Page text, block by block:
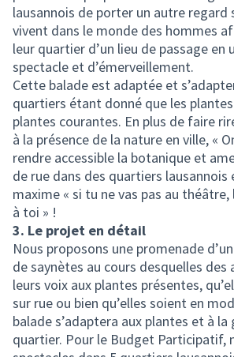
lausannois de porter un autre regard
vivent dans le monde des hommes
leur quartier d’un lieu de passage en
spectacle et d’émerveillement.
Cette balade est adaptée et
quartiers étant donné que les
plantes courantes. En plus de faire
à la présence de la nature en ville, «
rendre accessible la botanique et
de rue dans des quartiers lausannois
maxime « si tu ne vas pas au
à toi » !
3. Le projet en détail
Nous proposons une promenade
de saynètes au cours desquelles
leurs voix aux plantes présentes,
sur rue ou bien qu’elles soient en
balade s’adaptera aux plantes et à la
quartier. Pour le Budget Participatif,